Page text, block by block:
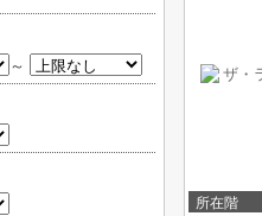
所在階
～